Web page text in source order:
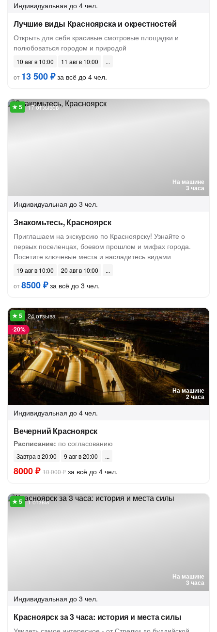
Индивидуальная до 4 чел.
Лучшие виды Красноярска и окрестностей
Открыть для себя красивые смотровые площадки и
полюбоваться городом и природой
10 авг в 10:00
11 авг в 10:00
от 13 500 ₽за всё до 4 чел.
На машине
3 часа
17 отзывов
Индивидуальная до 3 чел.
Знакомьтесь, Красноярск
Приглашаем на экскурсию по Красноярску! Узнайте о
первых поселенцах, боевом прошлом и мифах города.
Посетите ключевые места и насладитесь видами
19 авг в 10:00
20 авг в 10:00
от8500 ₽за всё до 3 чел.
На машине
2 часа
-20%
24 отзыва
Индивидуальная до 4 чел.
Вечерний Красноярск
Расписание: по согласованию
Завтра в 20:00 9 авг в 20:00
8000 ₽ 10 000 ₽ за всё до 4 чел.
На машине
3 часа
1 отзыв
Индивидуальная до 3 чел.
Красноярск за 3 часа: история и места силы